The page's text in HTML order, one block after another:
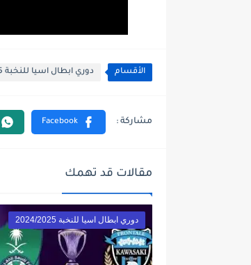
الأقسام دوري ابطال اسيا للنخبة 2024/2025
مقالات قد تهمك
دوري ابطال اسيا للنخبة 2024/2025